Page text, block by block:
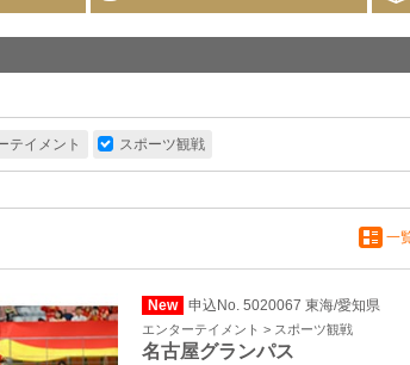
テイメント スポーツ観戦
一
New 申込No. 5020067 東海/愛知県
エンターテイメント > スポーツ観戦
名古屋グランパス